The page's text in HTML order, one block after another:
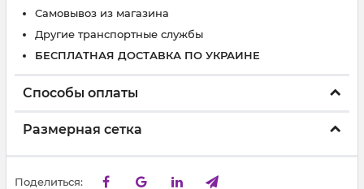
Самовывоз из магазина
Другие транспортные службы
БЕСПЛАТНАЯ ДОСТАВКА ПО УКРАИНЕ
Способы оплаты
Размерная сетка
Поделиться: